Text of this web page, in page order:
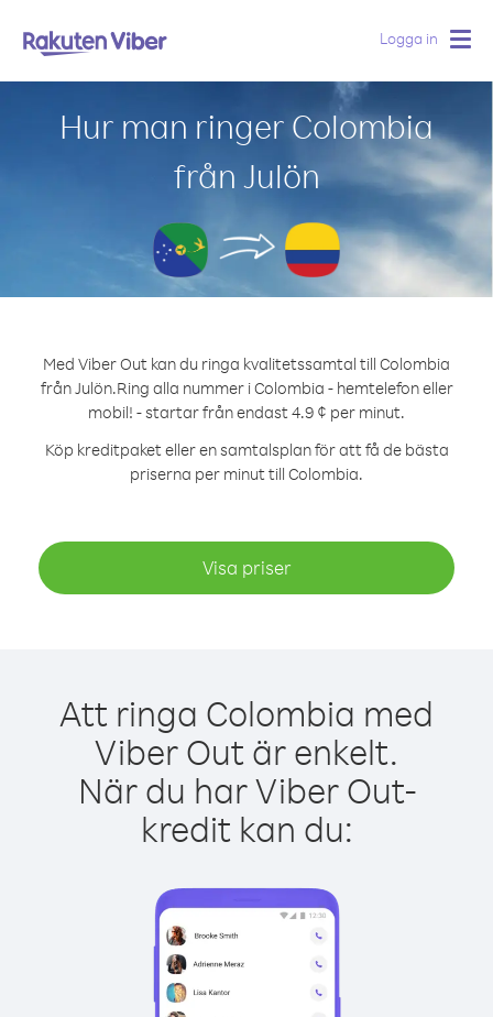
Logga in
Hur man ringer Colombia
från Julön
Med Viber Out kan du ringa kvalitetssamtal till Colombia
från Julön.Ring alla nummer i Colombia - hemtelefon eller
mobil! - startar från endast 4.9 ¢ per minut.
Köp kreditpaket eller en samtalsplan för att få de bästa
priserna per minut till Colombia.
Visa priser
Att ringa Colombia med
Viber Out är enkelt.
När du har Viber Out-
kredit kan du: